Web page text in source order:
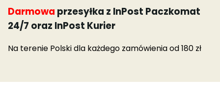
Darmowa przesyłka z InPost Paczkomat
24/7 oraz InPost Kurier
Na terenie Polski dla każdego zamówienia od 180 zł